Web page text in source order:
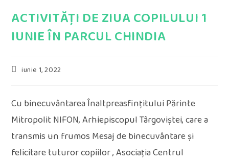
ACTIVITĂȚI DE ZIUA COPILULUI 1
IUNIE ÎN PARCUL CHINDIA
Postiunie 1, 2022
Cu binecuvântarea Înaltpreasfințitului Părinte
Mitropolit NIFON, Arhiepiscopul Târgoviștei, care a
transmis un frumos Mesaj de binecuvântare și
felicitare tuturor copiilor , Asociația Centrul